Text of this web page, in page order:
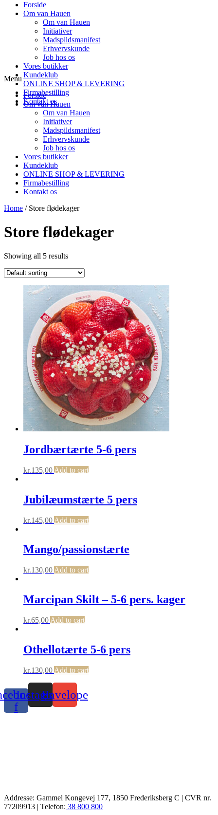
Forside
Om van Hauen
Om van Hauen
Initiativer
Madspildsmanifest
Erhvervskunde
Job hos os
Vores butikker
Kundeklub
ONLINE SHOP & LEVERING
Firmabestilling
Kontakt os
Menu
Forside
Om van Hauen
Om van Hauen
Initiativer
Madspildsmanifest
Erhvervskunde
Job hos os
Vores butikker
Kundeklub
ONLINE SHOP & LEVERING
Firmabestilling
Kontakt os
Home / Store flødekager
Store flødekager
Showing all 5 results
Jordbærtærte 5-6 pers
kr.135,00 Add to cart
Jubilæumstærte 5 pers
kr.145,00 Add to cart
Mango/passionstærte
kr.130,00 Add to cart
Marcipan Skilt – 5-6 pers. kager
kr.65,00 Add to cart
Othellotærte 5-6 pers
kr.130,00 Add to cart
f
InstagramEnvelope
Addresse: Gammel Kongevej 177, 1850 Frederiksberg C | CVR nr.
77209913 | Telefon: 38 800 800